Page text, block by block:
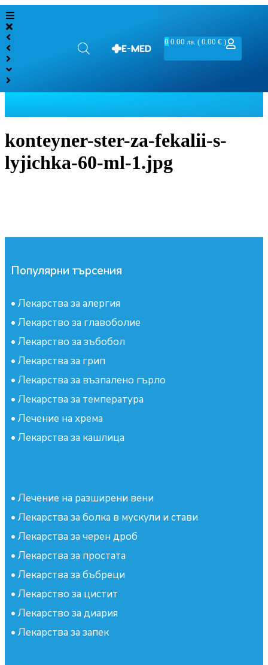
0 0.00лв. ( 0.00 € )
konteyner-ster-za-fekalii-s-
lyjichka-60-ml-1.jpg
Популярни търсения
• Лекарства за алергия
• Лекарство за главоболие
• Лекарство за зъбобол
• Лекарства за грип
• Лекарства за възпалено гърло
• Лекарства за температура
• Лечение на хрема
• Лекарства за кашлица
• Лечение на разширени вени
• Лекарства за болка в мускули и стави
• Лекарства за черен дроб
• Лекарства за простата
• Лекарства за бъбреци
• Лекарство за цистит
• Лекарство за диария
• Лекарства за запек